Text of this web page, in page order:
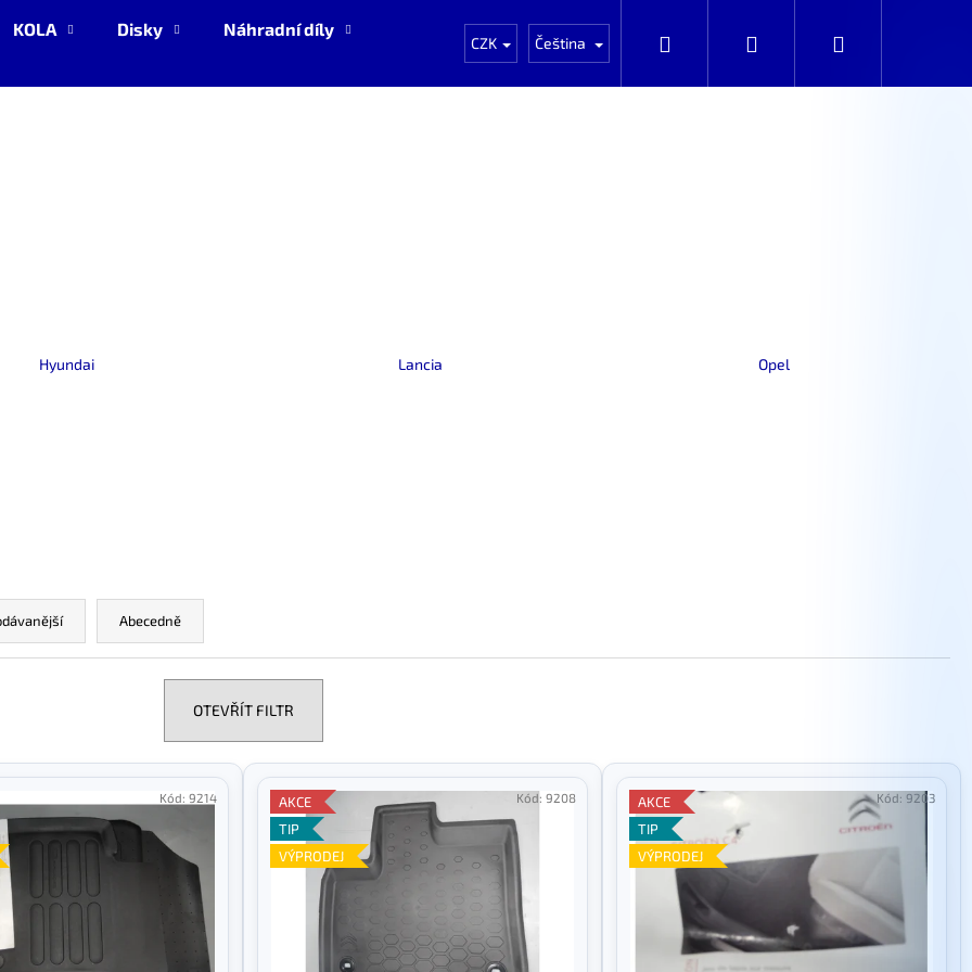
KOLA Disky Náhradní díly NOVÉ zboží Auta k rozprodání po dílech
CZK Čeština Hledat PřihlášeníNákupní
Hyundai Lancia Opel
Abecedně
OTEVŘÍT FILTR
Kód: 9214
AKCE
TIP
VÝPRODEJ
Kód: 9208
AKCE
TIP
VÝPRODEJ
Kód: 9203